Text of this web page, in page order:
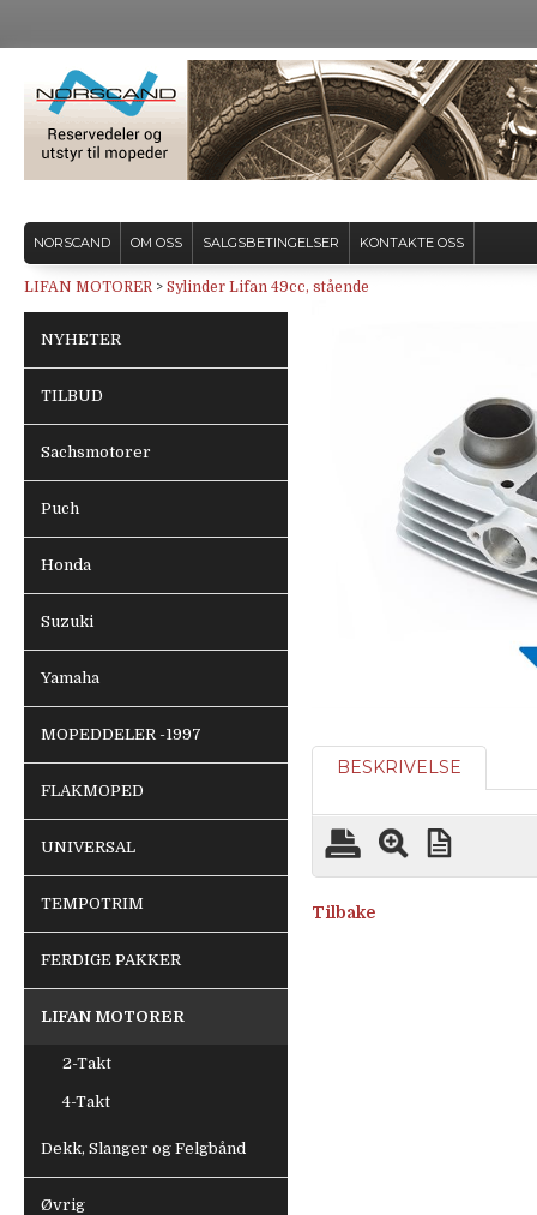
NORSCAND OM OSS SALGSBETINGELSER KONTAKTE OSS
LIFAN MOTORER > Sylinder Lifan 49cc, stående
NYHETER
TILBUD
Sachsmotorer
Puch
Honda
Suzuki
Yamaha
MOPEDDELER -1997
FLAKMOPED
UNIVERSAL
TEMPOTRIM
FERDIGE PAKKER
LIFAN MOTORER
2-Takt
4-Takt
Dekk, Slanger og Felgbånd
Øvrig
BESKRIVELSE
Tilbake